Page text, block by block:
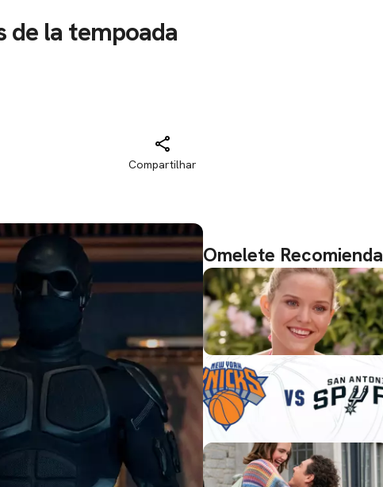
de la tempoada
Compartilhar
Omelete Recomienda